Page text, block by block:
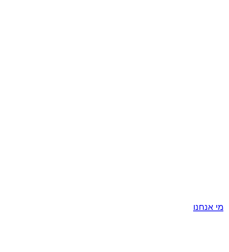
מי אנחנו